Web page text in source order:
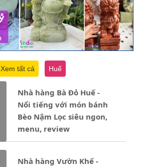
Xem tất cả Huế
Nhà hàng Bà Đỏ Huế -
Nổi tiếng với món bánh
Bèo Nậm Lọc siêu ngon,
menu, review
Nhà hàng Vườn Khế -